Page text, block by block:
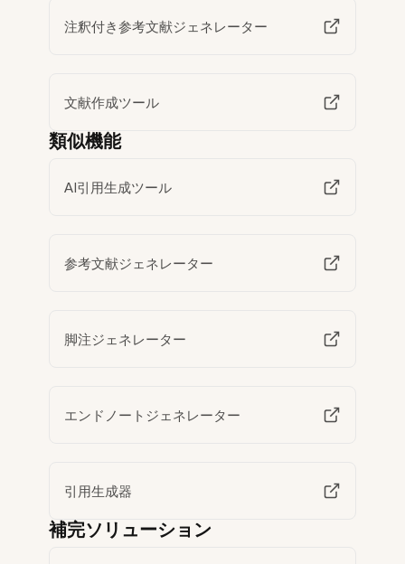
注釈付き参考文献ジェネレーター
文献作成ツール
類似機能
AI引用生成ツール
参考文献ジェネレーター
脚注ジェネレーター
エンドノートジェネレーター
引用生成器
補完ソリューション